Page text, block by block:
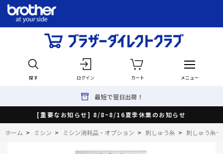
探す ログイン カート メニュー
最短で翌日出荷！
[重要なお知らせ] 8/8~8/16夏季休業のお知らせ
ホーム > ミシン > ミシン消耗品・オプション > 刺しゅう糸 > 刺しゅう糸